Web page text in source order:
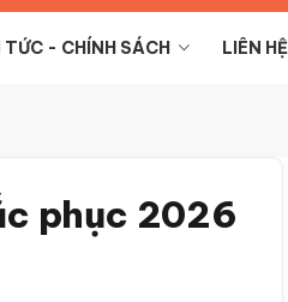
TỨC - CHÍNH SÁCH LIÊN HỆ
phục 2026